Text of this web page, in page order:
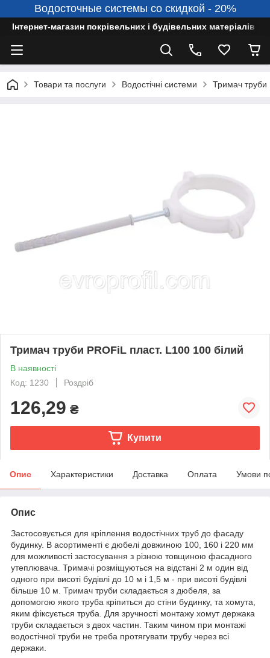
Водосточные системы со скидкой - 20%
Інтернет-магазин покрівельних і будівельних матеріалів
Товари та послуги Водостічні системи Тримач труби
Тримач труби PROFiL пласт. L100 100 білий
В наявності
Код: 1230
Роздріб
126,29 ₴
Купити
Опис Характеристики Доставка Оплата Умови
Опис
Застосовується для кріплення водостічних труб до фасаду
будинку. В асортименті є дюбелі довжиною 100, 160 і 220 мм
для можливості застосування з різною товщиною фасадного
утеплювача. Тримачі розміщуються на відстані 2 м один від
одного при висоті будівлі до 10 м і 1,5 м - при висоті будівлі
більше 10 м. Тримач труби складається з дюбеля, за
допомогою якого труба кріпиться до стіни будинку, та хомута,
яким фіксується труба. Для зручності монтажу хомут держака
труби складається з двох частин. Таким чином при монтажі
водостічної труби не треба протягувати трубу через всі
держаки.